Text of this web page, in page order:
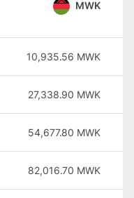
MWK
10,935.56 MWK
27,338.90 MWK
54,677.80 MWK
82,016.70 MWK